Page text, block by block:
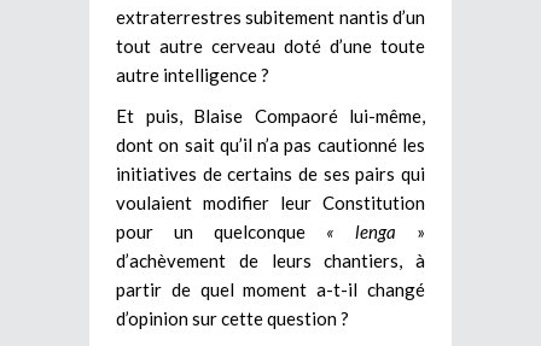
extraterrestres subitement nantis d’un
tout autre cerveau doté d’une toute
autre intelligence ?
Et puis, Blaise Compaoré lui-même,
dont on sait qu’il n’a pas cautionné les
initiatives de certains de ses pairs qui
voulaient modifier leur Constitution
pour un quelconque « lenga »
d’achèvement de leurs chantiers, à
partir de quel moment a-t-il changé
d’opinion sur cette question ?